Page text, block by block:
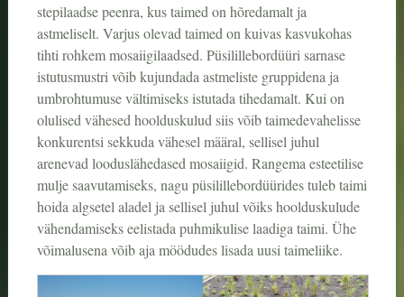
stepilaadse peenra, kus taimed on hõredamalt ja
astmeliselt. Varjus olevad taimed on kuivas kasvukohas
tihti rohkem mosaiigilaadsed. Püsilillebordüüri sarnase
istutusmustri võib kujundada astmeliste gruppidena ja
umbrohtumuse vältimiseks istutada tihedamalt. Kui on
olulised vähesed hoolduskulud siis võib taimedevahelisse
konkurentsi sekkuda vähesel määral, sellisel juhul
arenevad looduslähedased mosaiigid. Rangema esteetilise
mulje saavutamiseks, nagu püsilillebordüürides tuleb taimi
hoida algsetel aladel ja sellisel juhul võiks hoolduskulude
vähendamiseks eelistada puhmikulise laadiga taimi. Ühe
võimalusena võib aja möödudes lisada uusi taimeliike.